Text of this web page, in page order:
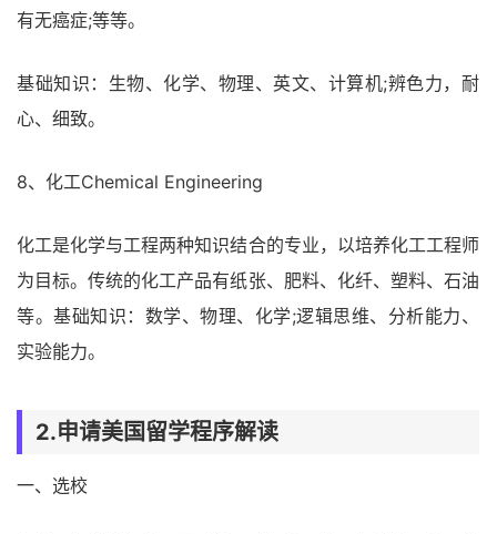
有无癌症;等等。
基础知识：生物、化学、物理、英文、计算机;辨色力，耐
心、细致。
8、化工Chemical Engineering
化工是化学与工程两种知识结合的专业，以培养化工工程师
为目标。传统的化工产品有纸张、肥料、化纤、塑料、石油
等。基础知识：数学、物理、化学;逻辑思维、分析能力、
实验能力。
2.申请美国留学程序解读
一、选校